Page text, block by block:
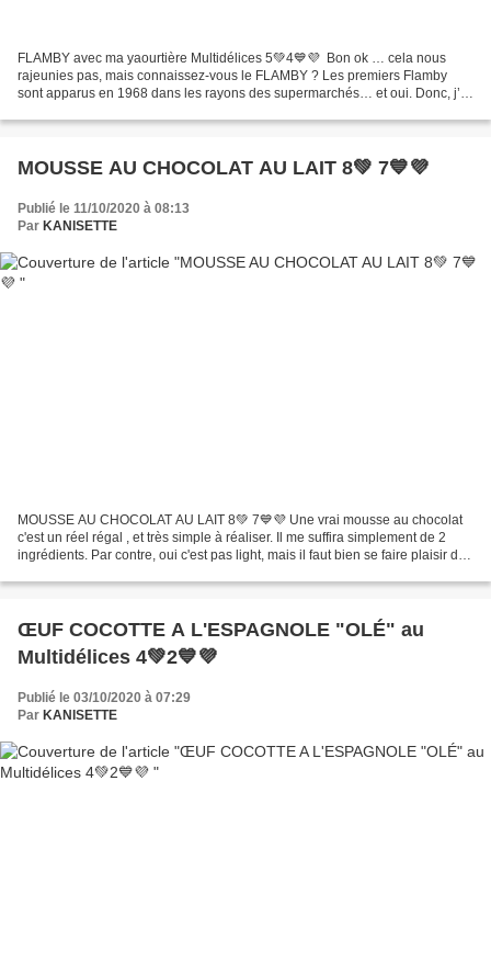
FLAMBY avec ma yaourtière Multidélices 5💚4💙💜 Bon ok … cela nous
rajeunies pas, mais connaissez-vous le FLAMBY ? Les premiers Flamby
sont apparus en 1968 dans les rayons des supermarchés… et oui. Donc, j’ai
MOUSSE AU CHOCOLAT AU LAIT 8💚 7💙💜
Publié le 11/10/2020 à 08:13
Par KANISETTE
MOUSSE AU CHOCOLAT AU LAIT 8💚 7💙💜 Une vrai mousse au chocolat
c'est un réel régal , et très simple à réaliser. Il me suffira simplement de 2
ingrédients. Par contre, oui c'est pas light, mais il faut bien se faire plaisir de
ŒUF COCOTTE A L'ESPAGNOLE "OLÉ" au
Multidélices 4💚2💙💜
Publié le 03/10/2020 à 07:29
Par KANISETTE